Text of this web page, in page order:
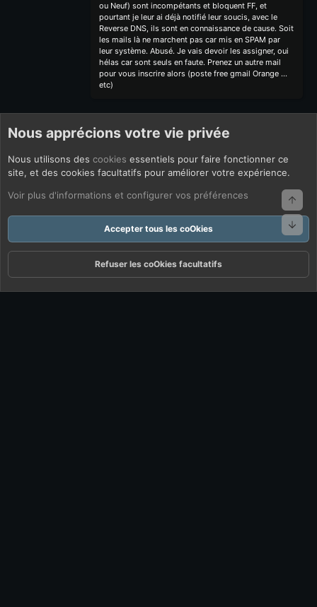
ou Neuf) sont incompétants et bloquent FF, et
pourtant je leur ai déjà notifié leur soucis, avec le
Reverse DNS, ils sont en connaissance de cause. Soit
les mails là ne marchent pas car mis en SPAM par
leur système. Abusé. Je vais devoir les assigner, oui
hélas car sont seuls en faute. Prenez un autre mail
pour vous inscrire alors (poste free gmail Orange ...
etc)
Nous apprécions votre vie privée
Nous utilisons des cookies essentiels pour faire fonctionner ce
site, et des cookies facultatifs pour améliorer votre expérience.
Voir plus d'informations et configurer vos préférences
Accepter tous les coOkies
Refuser les coOkies facultatifs